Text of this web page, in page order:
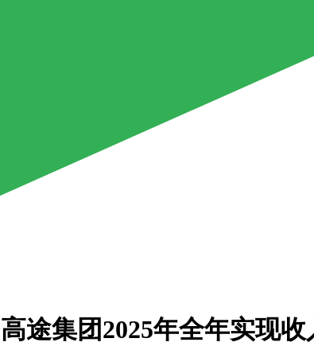
途集团2025年全年实现收